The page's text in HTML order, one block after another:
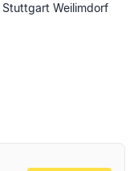
Stuttgart Weilimdorf